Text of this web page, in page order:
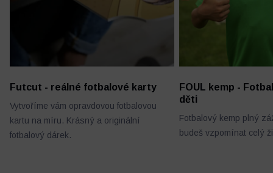
Futcut - reálné fotbalové karty
Vytvoříme vám opravdovou fotbalovou
kartu na míru. Krásný a originální
fotbalový dárek.
FOUL kemp -
děti
Fotbalový kemp plný
budeš vzpomínat celý